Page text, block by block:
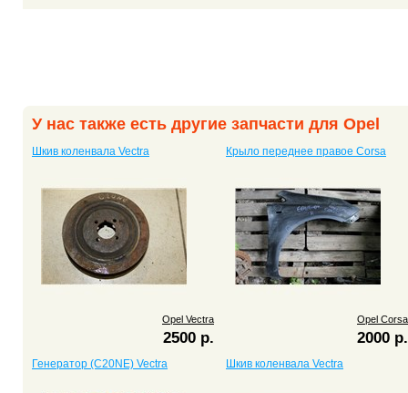
У нас также есть другие запчасти для Opel
Шкив коленвала Vectra
Opel Vectra
2500 р.
Крыло переднее правое Corsa
Opel Corsa
2000 р.
Генератор (C20NE) Vectra Шкив коленвала Vectra